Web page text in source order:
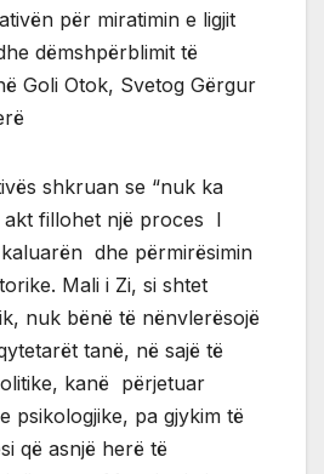
për miratimin e ligjit
dëmshpërblimit të
Goli Otok, Svetog Gërgur
shkruan se “nuk ka
akt fillohet një proces I
dhe përmirësimin
Mali i Zi, si shtet
nuk bënë të nënvlerësojë
tanë, në sajë të
kanë përjetuar
psikologjike, pa gjykim të
që asnjë herë të